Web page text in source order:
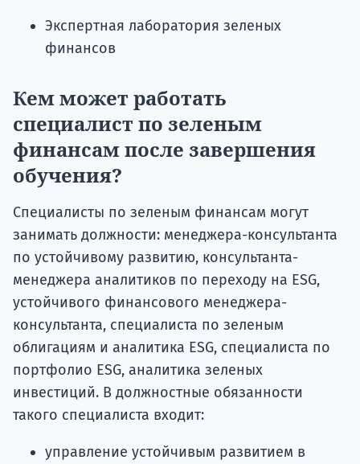
Экспертная лаборатория зеленых
финансов
Кем может работать
специалист по зеленым
финансам после завершения
обучения?
Специалисты по зеленым финансам могут
занимать должности: менеджера-консультанта
по устойчивому развитию, консультанта-
менеджера аналитиков по переходу на ESG,
устойчивого финансового менеджера-
консультанта, специалиста по зеленым
облигациям и аналитика ESG, специалиста по
портфолио ESG, аналитика зеленых
инвестиций. В должностные обязанности
такого специалиста входит:
управление устойчивым развитием в